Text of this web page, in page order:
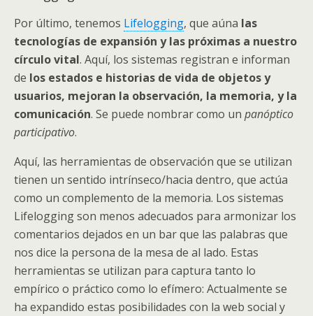
Por último, tenemos Lifelogging, que aúna las
tecnologías de expansión y las próximas a nuestro
círculo vital. Aquí, los sistemas registran e informan
de los estados e historias de vida de objetos y
usuarios, mejoran la observación, la memoria, y la
comunicación. Se puede nombrar como un panóptico
participativo.
Aquí, las herramientas de observación que se utilizan
tienen un sentido intrínseco/hacia dentro, que actúa
como un complemento de la memoria. Los sistemas
Lifelogging son menos adecuados para armonizar los
comentarios dejados en un bar que las palabras que
nos dice la persona de la mesa de al lado. Estas
herramientas se utilizan para captura tanto lo
empírico o práctico como lo efímero: Actualmente se
ha expandido estas posibilidades con la web social y